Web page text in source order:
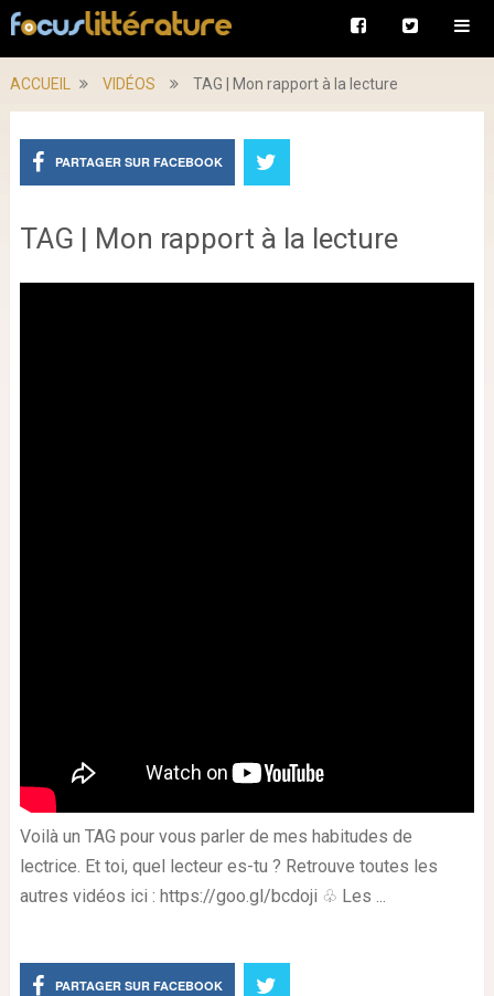
ACCUEIL VIDÉOS TAG | Mon rapport à la lecture
PARTAGER SUR FACEBOOK
TAG | Mon rapport à la lecture
Voilà un TAG pour vous parler de mes habitudes de
lectrice. Et toi, quel lecteur es-tu ? Retrouve toutes les
autres vidéos ici : https://goo.gl/bcdoji ♧ Les ...
PARTAGER SUR FACEBOOK